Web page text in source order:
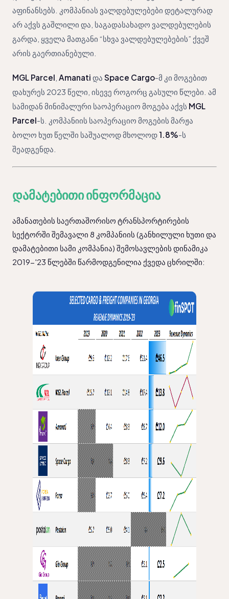
აფინანსებს. კომპანიას ვალდებულებები დეტალურად
არ აქვს გაშლილი და, საგადასახადო ვალდებულების
გარდა, ყველა მათგანი “სხვა ვალდებულებების” ქვეშ
არის გაერთიანებული.
MGL Parcel Amanati და Space Cargo-მ კი მოგებით
დახურეს 2023 წელი, ისევე როგორც გასული წლები. ამ
სამიდან მინიმალური საოპერაციო მოგება აქვს MGL
Parcel-ს. კომპანიის საოპერაციო მოგების მარჟა
ბოლო ხუთ წელში საშუალოდ მხოლოდ 1.8%-ს
შეადგენდა.
დამატებითი ინფორმაცია
ამანათების საერთაშორისო ტრანსპორტირების
სექტორში შემავალი 8 კომპანიის (განხილული ხუთი და
დამატებითი სამი კომპანია) შემოსავლების დინამიკა
2019-'23 წლებში წარმოდგენილია ქვედა ცხრილში: